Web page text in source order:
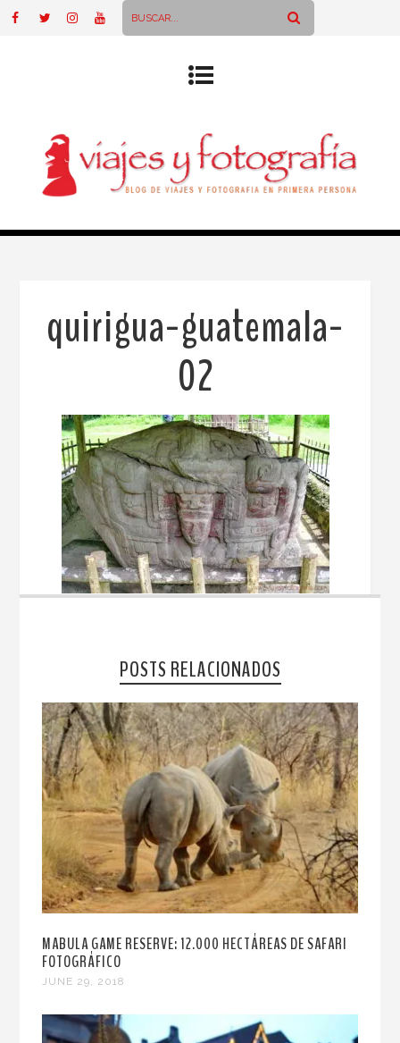
quirigua-guatemala-
02
POSTS RELACIONADOS
MABULA GAME RESERVE: 12.000 HECTÁREAS DE SAFARI
FOTOGRÁFICO
JUNE 29, 2018